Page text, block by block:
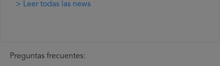
> Leer todas las news
Preguntas frecuentes: